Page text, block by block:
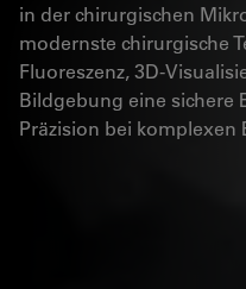
in der chirurgischen
modernste chirurgische
Fluoreszenz, 3D-
Bildgebung eine sichere
Präzision bei